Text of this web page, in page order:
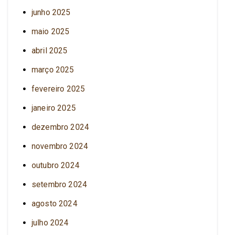
junho 2025
maio 2025
abril 2025
março 2025
fevereiro 2025
janeiro 2025
dezembro 2024
novembro 2024
outubro 2024
setembro 2024
agosto 2024
julho 2024